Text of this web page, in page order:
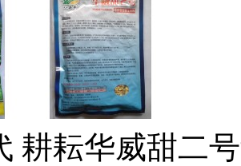
耕耘华威甜二